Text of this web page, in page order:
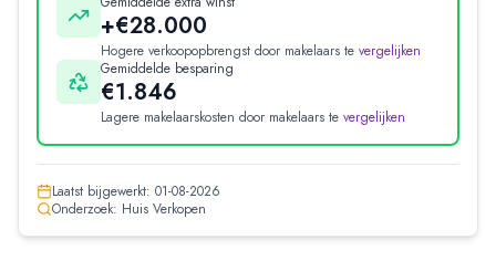
+€28.000
Hogere verkoopopbrengst door makelaars te vergelijken
Gemiddelde besparing
€1.846
Lagere makelaarskosten door makelaars te vergelijken
Laatst bijgewerkt: 01-08-2026
Onderzoek: Huis Verkopen